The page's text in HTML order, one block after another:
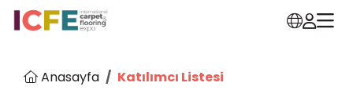
Anasayfa Katılımcı Listesi